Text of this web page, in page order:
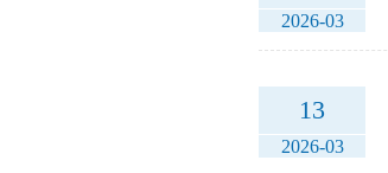
2026-03
13
2026-03